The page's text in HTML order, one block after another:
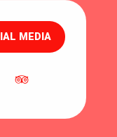
MEDIA